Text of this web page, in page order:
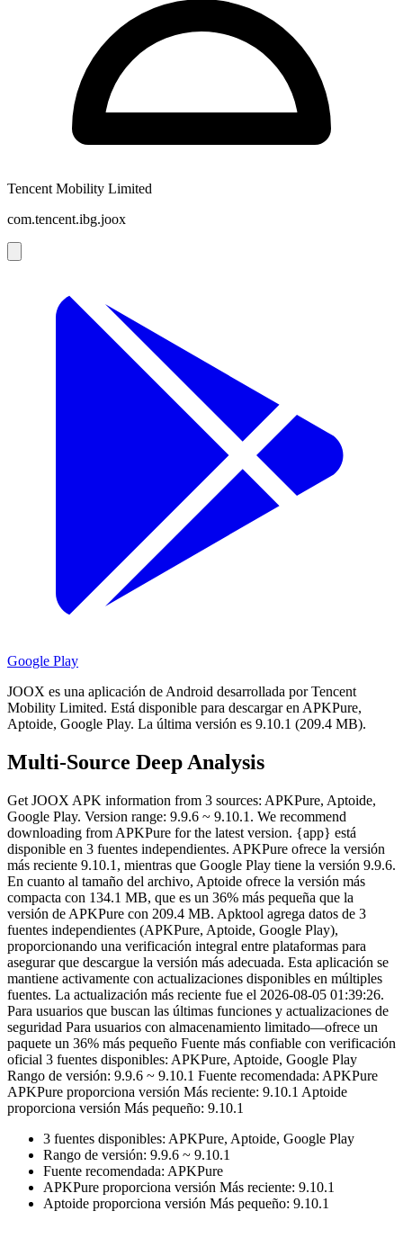
Tencent Mobility Limited
com.tencent.ibg.joox
Google Play
JOOX es una aplicación de Android desarrollada por Tencent
Mobility Limited. Está disponible para descargar en APKPure,
Aptoide, Google Play. La última versión es 9.10.1 (209.4 MB).
Multi-Source Deep Analysis
Get JOOX APK information from 3 sources: APKPure, Aptoide,
Google Play. Version range: 9.9.6 ~ 9.10.1. We recommend
downloading from APKPure for the latest version. {app} está
disponible en 3 fuentes independientes. APKPure ofrece la versión
más reciente 9.10.1, mientras que Google Play tiene la versión 9.9.6.
En cuanto al tamaño del archivo, Aptoide ofrece la versión más
compacta con 134.1 MB, que es un 36% más pequeña que la
versión de APKPure con 209.4 MB. Apktool agrega datos de 3
fuentes independientes (APKPure, Aptoide, Google Play),
proporcionando una verificación integral entre plataformas para
asegurar que descargue la versión más adecuada. Esta aplicación se
mantiene activamente con actualizaciones disponibles en múltiples
fuentes. La actualización más reciente fue el 2026-08-05 01:39:26.
Para usuarios que buscan las últimas funciones y actualizaciones de
seguridad Para usuarios con almacenamiento limitado—ofrece un
paquete un 36% más pequeño Fuente más confiable con verificación
oficial 3 fuentes disponibles: APKPure, Aptoide, Google Play
Rango de versión: 9.9.6 ~ 9.10.1 Fuente recomendada: APKPure
APKPure proporciona versión Más reciente: 9.10.1 Aptoide
proporciona versión Más pequeño: 9.10.1
3 fuentes disponibles: APKPure, Aptoide, Google Play
Rango de versión: 9.9.6 ~ 9.10.1
Fuente recomendada: APKPure
APKPure proporciona versión Más reciente: 9.10.1
Aptoide proporciona versión Más pequeño: 9.10.1